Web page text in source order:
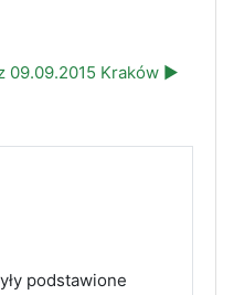
09.09.2015 Kraków ▶︎
podstawione